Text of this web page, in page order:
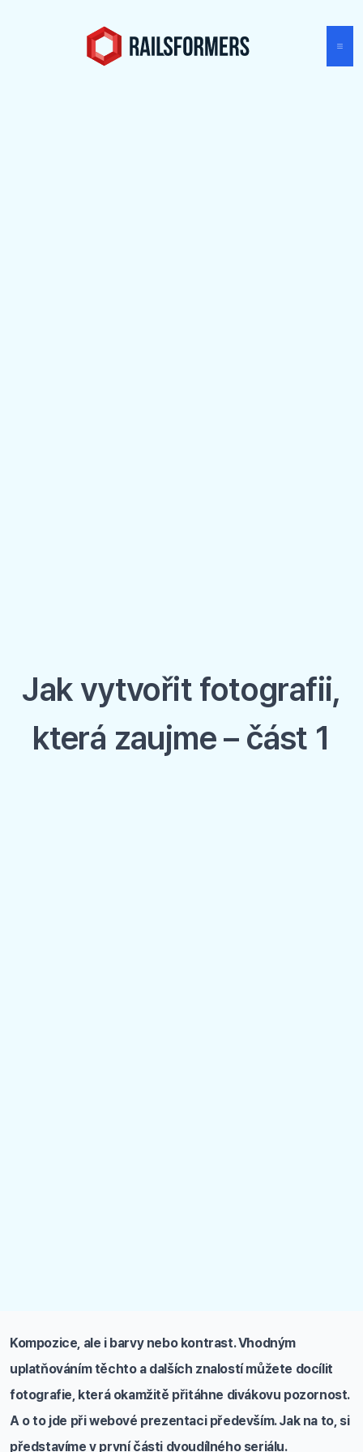
Jak vytvořit fotografii,
která zaujme – část 1
Kompozice, ale i barvy nebo kontrast. Vhodným
uplatňováním těchto a dalších znalostí můžete docílit
fotografie, která okamžitě přitáhne divákovu pozornost.
A o to jde při webové prezentaci především. Jak na to, si
představíme v první části dvoudílného seriálu.